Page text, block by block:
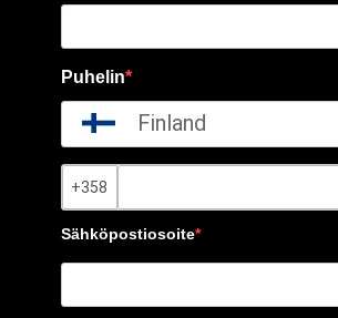
Puhelin
Finland
Sähköpostiosoite